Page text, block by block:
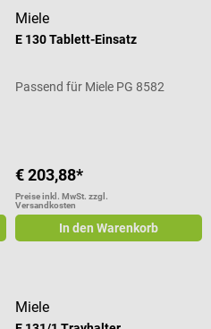
Miele
E 130 Tablett-Einsatz
Passend für Miele PG 8582
€ 203,88*
Preise inkl. MwSt. zzgl.
Versandkosten
In den Warenkorb
Miele